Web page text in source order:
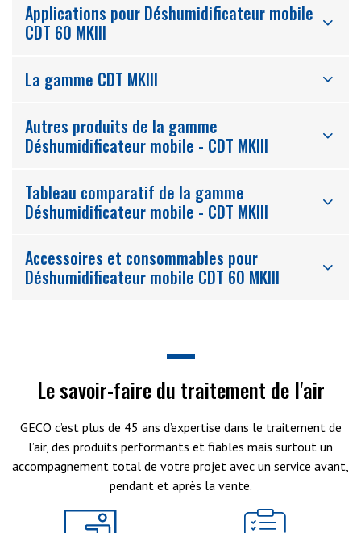
Applications pour Déshumidificateur mobile
CDT 60 MKIII
La gamme CDT MKIII
Autres produits de la gamme
Déshumidificateur mobile - CDT MKIII
Tableau comparatif de la gamme
Déshumidificateur mobile - CDT MKIII
Accessoires et consommables pour
Déshumidificateur mobile CDT 60 MKIII
Le savoir-faire du traitement de l'air
GECO c’est plus de 45 ans d’expertise dans le traitement de
l’air, des produits performants et fiables mais surtout un
accompagnement total de votre projet avec un service avant,
pendant et après la vente.